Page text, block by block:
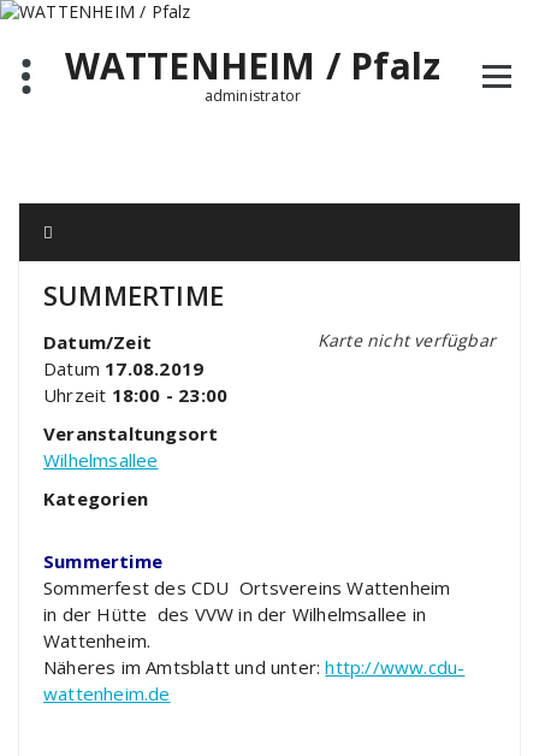
Zum
springenWATTENHEIM / Pfalz
administrator
SUMMERTIME
Karte nicht verfügbar
Datum/Zeit
Datum 17.08.2019
Uhrzeit 18:00 - 23:00
Veranstaltungsort
Wilhelmsallee
Kategorien
Summertime
Sommerfest des CDU Ortsvereins Wattenheim
in der Hütte des VVW in der Wilhelmsallee in
Wattenheim.
Näheres im Amtsblatt und unter:http://www.cdu-
wattenheim.de